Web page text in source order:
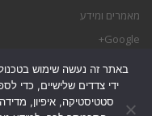
מאמרים ומידע
Google+
מדיניות פרטיות
ידי צדדים שלישיים, כדי
סטטיסטיקה, איפיון,